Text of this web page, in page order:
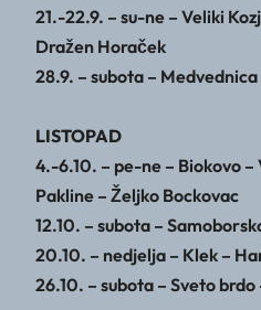
21.-22.9. – su-ne – Veliki
Dražen Horaček
28.9. – subota – Medvednica
LISTOPAD
4.-6.10. – pe-ne – Biokovo –
Pakline – Željko Bockovac
12.10. – subota –
20.10. – nedjelja – Klek –
26.10. – subota – Sveto